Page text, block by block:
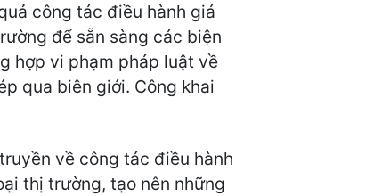
công tác điều hành giá
để sẵn sàng các biện
hợp vi phạm pháp luật về
qua biên giới. Công khai
về công tác điều hành
thị trường, tạo nên những